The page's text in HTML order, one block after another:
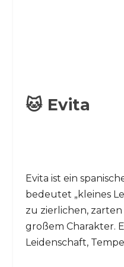
🐱 Evita
Evita ist ein
bedeutet „kleines
zu zierlichen,
großem Charakter.
Leidenschaft,